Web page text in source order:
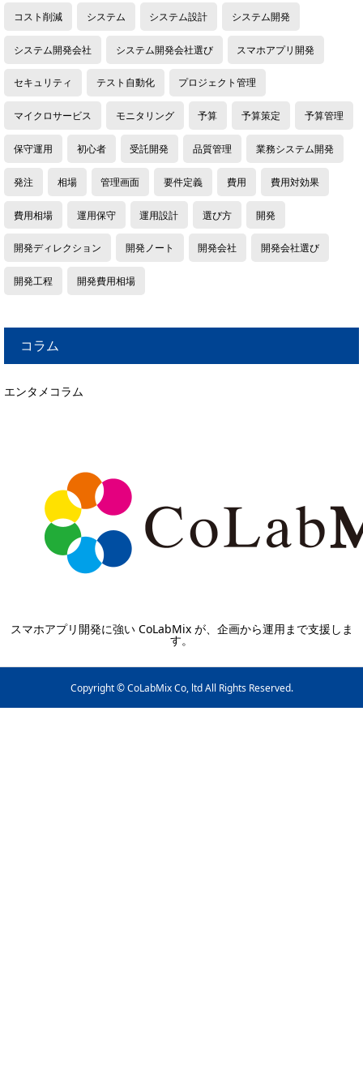
コスト削減 システム システム設計 システム開発
システム開発会社 システム開発会社選び スマホアプリ開発
セキュリティ テスト自動化 プロジェクト管理
マイクロサービス モニタリング 予算 予算策定 予算管理
保守運用 初心者 受託開発 品質管理 業務システム開発
発注 相場 管理画面 要件定義 費用 費用対効果
費用相場 運用保守 運用設計 選び方 開発
開発ディレクション 開発ノート 開発会社 開発会社選び
開発工程 開発費用相場
コラム
エンタメコラム
スマホアプリ開発に強い CoLabMix が、企画から運用まで支援しま
す。
Copyright © CoLabMix Co, ltd All Rights Reserved.